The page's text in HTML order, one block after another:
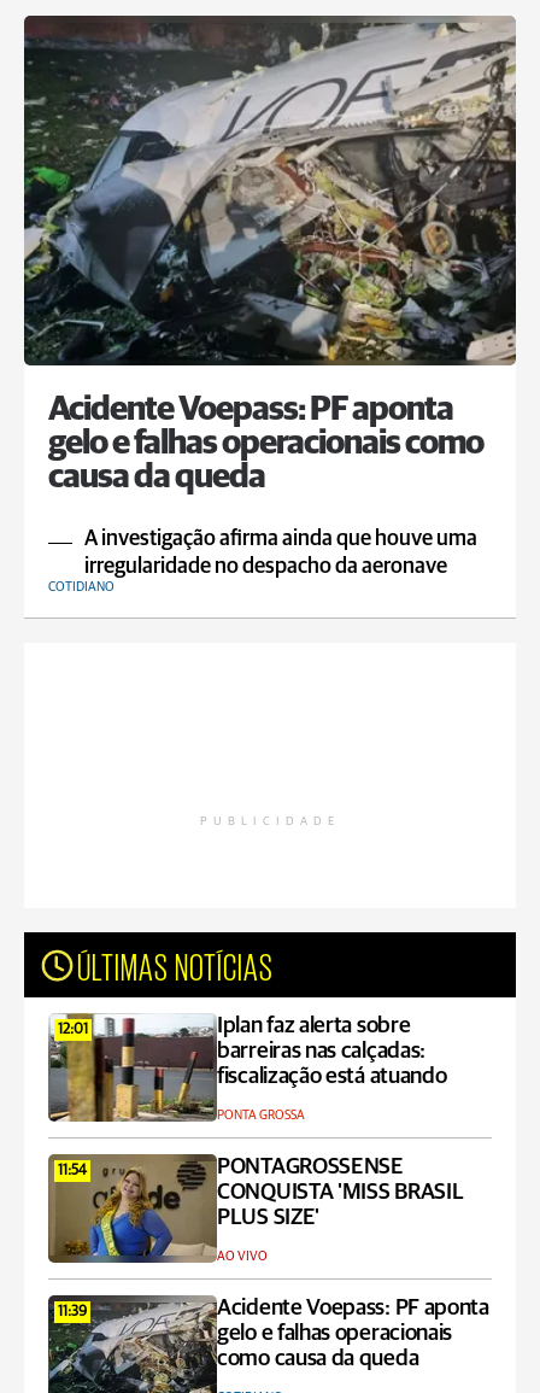
Acidente Voepass: PF aponta
gelo e falhas operacionais como
causa da queda
A investigação afirma ainda que houve uma
irregularidade no despacho da aeronave
COTIDIANO
PUBLICIDADE
ÚLTIMAS NOTÍCIAS
12:01
Iplan faz alerta sobre
barreiras nas calçadas:
fiscalização está atuando
PONTA GROSSA
11:54
PONTAGROSSENSE
CONQUISTA 'MISS BRASIL
PLUS SIZE'
AO VIVO
11:39
Acidente Voepass: PF aponta
gelo e falhas operacionais
como causa da queda